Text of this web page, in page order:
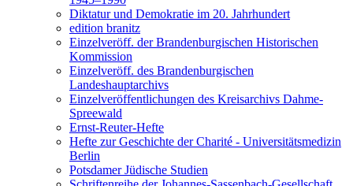
Diktatur und Demokratie im 20. Jahrhundert
edition branitz
Einzelveröff. der Brandenburgischen Historischen
Kommission
Einzelveröff. des Brandenburgischen
Landeshauptarchivs
Einzelveröffentlichungen des Kreisarchivs Dahme-
Spreewald
Ernst-Reuter-Hefte
Hefte zur Geschichte der Charité - Universitätsmedizin
Berlin
Potsdamer Jüdische Studien